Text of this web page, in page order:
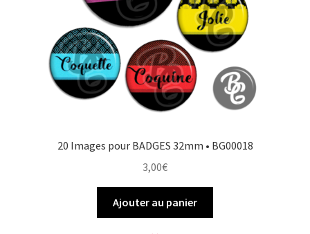
20 Images pour BADGES 32mm • BG00018
3,00€
Ajouter au panier